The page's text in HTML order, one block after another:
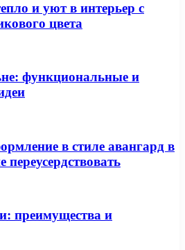
и уют в интерьер с
цвета
функциональные и
в стиле авангард в
переусердствовать
преимущества и